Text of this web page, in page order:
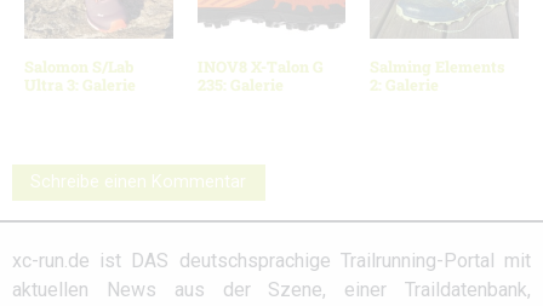
Salomon S/Lab
Ultra 3: Galerie
INOV8 X-Talon G
235: Galerie
Salming Elements
2: Galerie
Schreibe einen Kommentar
xc-run.de ist DAS deutschsprachige Trailrunning-Portal mit
aktuellen News aus der Szene, einer Traildatenbank,